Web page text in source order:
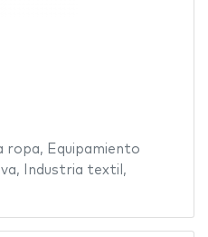
ropa, Equipamiento
, Industria textil ,